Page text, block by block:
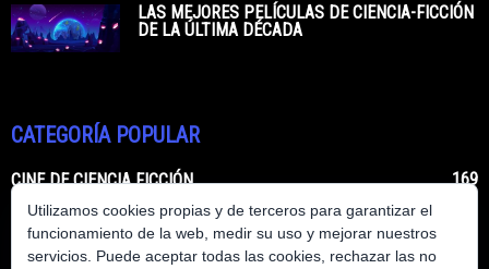
LAS MEJORES PELÍCULAS DE CIENCIA-FICCIÓN
DE LA ÚLTIMA DÉCADA
CATEGORÍA POPULAR
CINE DE CIENCIA FICCIÓN
169
LIBROS DE CIENCIA FICCIÓN
CIENCIA FICCIÓN HECHA REALIDAD
Utilizamos cookies propias y de terceros para garantizar el
funcionamiento de la web, medir su uso y mejorar nuestros
servicios. Puede aceptar todas las cookies, rechazar las no